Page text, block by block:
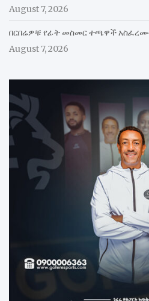
August 7, 2026
በርበሬዎቹ የፊት መስመር ተጫዋች አስፈረሙ
August 7, 2026